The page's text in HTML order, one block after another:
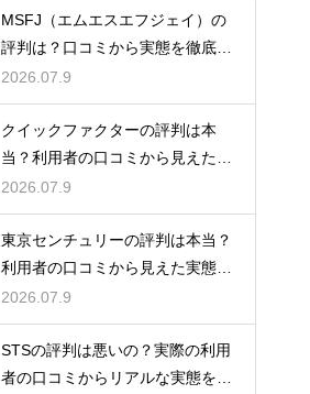
MSFJ（エムエスエフジェイ）の
評判は？口コミから実態を徹底検
証
2026.07.9
クイックファクターの評判は本
当？利用者の口コミから見えた実
態検証
2026.07.9
東京センチュリーの評判は本当？
利用者の口コミから見えた実態を
検証
2026.07.9
STSの評判は悪いの？実際の利用
者の口コミからリアルな実態を徹